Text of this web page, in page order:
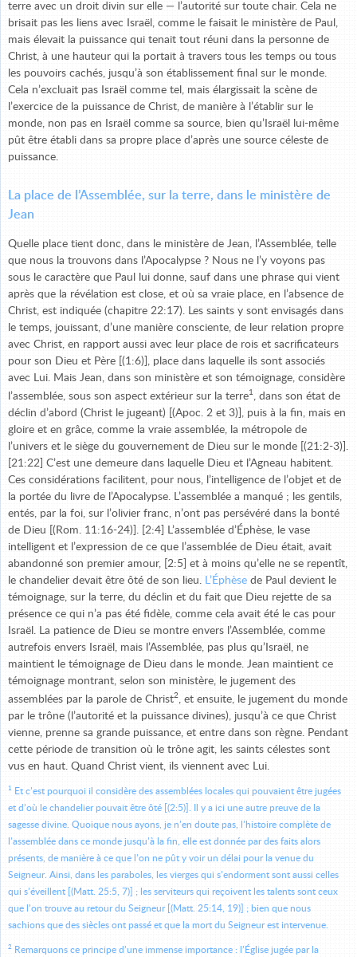
terre avec un droit divin sur elle — l’autorité sur toute chair. Cela ne
brisait pas les liens avec Israël, comme le faisait le ministère de Paul,
mais élevait la puissance qui tenait tout réuni dans la personne de
Christ, à une hauteur qui la portait à travers tous les temps ou tous
les pouvoirs cachés, jusqu’à son établissement final sur le monde.
Cela n’excluait pas Israël comme tel, mais élargissait la scène de
l’exercice de la puissance de Christ, de manière à l’établir sur le
monde, non pas en Israël comme sa source, bien qu’Israël lui-même
pût être établi dans sa propre place d’après une source céleste de
puissance.
La place de l’Assemblée, sur la terre, dans le ministère de
Jean
Quelle place tient donc, dans le ministère de Jean, l’Assemblée, telle
que nous la trouvons dans l’Apocalypse ? Nous ne l’y voyons pas
sous le caractère que Paul lui donne, sauf dans une phrase qui vient
après que la révélation est close, et où sa vraie place, en l’absence de
Christ, est indiquée (chapitre 22:17). Les saints y sont envisagés dans
le temps, jouissant, d’une manière consciente, de leur relation propre
avec Christ, en rapport aussi avec leur place de rois et sacrificateurs
pour son Dieu et Père [(1:6)], place dans laquelle ils sont associés
avec Lui. Mais Jean, dans son ministère et son témoignage, considère
l’assemblée, sous son aspect extérieur sur la terre1 , dans son état de
déclin d’abord (Christ le jugeant) [(Apoc. 2 et 3)], puis à la fin, mais en
gloire et en grâce, comme la vraie assemblée, la métropole de
l’univers et le siège du gouvernement de Dieu sur le monde [(21:2-3)].
[21:22] C’est une demeure dans laquelle Dieu et l’Agneau habitent.
Ces considérations facilitent, pour nous, l’intelligence de l’objet et de
la portée du livre de l’Apocalypse. L’assemblée a manqué ; les gentils,
entés, par la foi, sur l’olivier franc, n’ont pas persévéré dans la bonté
de Dieu [(Rom. 11:16-24)]. [2:4] L’assemblée d’Éphèse, le vase
intelligent et l’expression de ce que l’assemblée de Dieu était, avait
abandonné son premier amour, [2:5] et à moins qu’elle ne se repentît,
le chandelier devait être ôté de son lieu. L’Éphèse de Paul devient le
témoignage, sur la terre, du déclin et du fait que Dieu rejette de sa
présence ce qui n’a pas été fidèle, comme cela avait été le cas pour
Israël. La patience de Dieu se montre envers l’Assemblée, comme
autrefois envers Israël, mais l’Assemblée, pas plus qu’Israël, ne
maintient le témoignage de Dieu dans le monde. Jean maintient ce
témoignage montrant, selon son ministère, le jugement des
assemblées par la parole de Christ2
, et ensuite, le jugement du monde
par le trône (l’autorité et la puissance divines), jusqu’à ce que Christ
vienne, prenne sa grande puissance, et entre dans son règne. Pendant
cette période de transition où le trône agit, les saints célestes sont
vus en haut. Quand Christ vient, ils viennent avec Lui.
1
Et c’est pourquoi il considère des assemblées locales qui pouvaient être jugées
et d’où le chandelier pouvait être ôté [(2:5)]. Il y a ici une autre preuve de la
sagesse divine. Quoique nous ayons, je n’en doute pas, l’histoire complète de
l’assemblée dans ce monde jusqu’à la fin, elle est donnée par des faits alors
présents, de manière à ce que l’on ne pût y voir un délai pour la venue du
Seigneur. Ainsi, dans les paraboles, les vierges qui s’endorment sont aussi celles
qui s’éveillent [(Matt. 25:5, 7)] ; les serviteurs qui reçoivent les talents sont ceux
que l’on trouve au retour du Seigneur [(Matt. 25:14, 19)] ; bien que nous
sachions que des siècles ont passé et que la mort du Seigneur est intervenue.
2
Remarquons ce principe d’une immense importance : l’Église jugée par la